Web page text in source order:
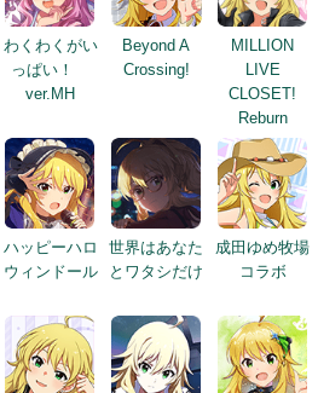
わくわくがい
っぱい！
ver.MH
Beyond A
Crossing!
MILLION
LIVE
CLOSET!
Reburn
ハッピーハロ
ウィンドール
世界はあなた
とワタシだけ
成田ゆめ牧場
コラボ